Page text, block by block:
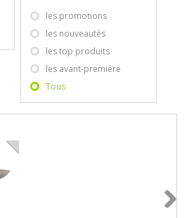
les promotions
les nouveautés
les top produits
les avant-première
Tous